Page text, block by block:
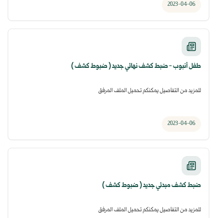
2023-04-06
طفل أنبوب - ضبط كشف نهائي جديد ( ضبوط كشف )
للمزيد من التفاصيل يمكنكم تحميل الملف المرفق
2023-04-06
ضبط كشف مبدئي جديد ( ضبوط كشف )
للمزيد من التفاصيل يمكنكم تحميل الملف المرفق